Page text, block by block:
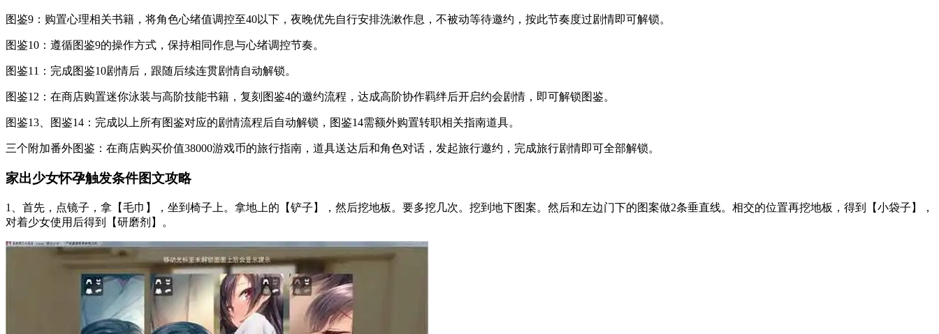
图鉴9：购置心理相关书籍，将角色心绪值调控至40以下，夜晚优先自行安排洗漱作息，不被动等待邀约，按此节奏度过剧情即可解锁。
图鉴10：遵循图鉴9的操作方式，保持相同作息与心绪调控节奏。
图鉴11：完成图鉴10剧情后，跟随后续连贯剧情自动解锁。
图鉴12：在商店购置迷你泳装与高阶技能书籍，复刻图鉴4的邀约流程，达成高阶协作羁绊后开启约会剧情，即可解锁图鉴。
图鉴13、图鉴14：完成以上所有图鉴对应的剧情流程后自动解锁，图鉴14需额外购置转职相关指南道具。
三个附加番外图鉴：在商店购买价值38000游戏币的旅行指南，道具送达后和角色对话，发起旅行邀约，完成旅行剧情即可全部解锁。
家出少女怀孕触发条件图文攻略
1、首先，点镜子，拿【毛巾】，坐到椅子上。拿地上的【铲子】，然后挖地板。要多挖几次。挖到地下图案。然后和左边门下的图案做2条垂直线。相交的位置再挖地板，得到【小袋子】，
对着少女使用后得到【研磨剂】。